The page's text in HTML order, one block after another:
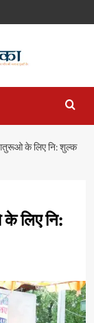
के लिए नि: शुल्क
लिए नि: